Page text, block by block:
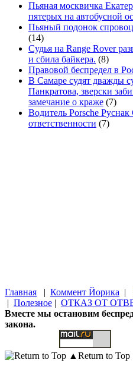
Пьяная москвичка
пятерых на автобусной
Пьяный подонок
(14)
Судья на Range Rover
и сбила байкера. (8)
Правовой беспредел в
В Самаре судят дважды
Панкратова, зверски
замечание о краже (7)
Водитель Porsche Руснак
ответственности (7)
Главная | Коммент Йорика |
| Полезное | ОТКАЗ ОТ
Вместе мы остановим
закона.
Return to